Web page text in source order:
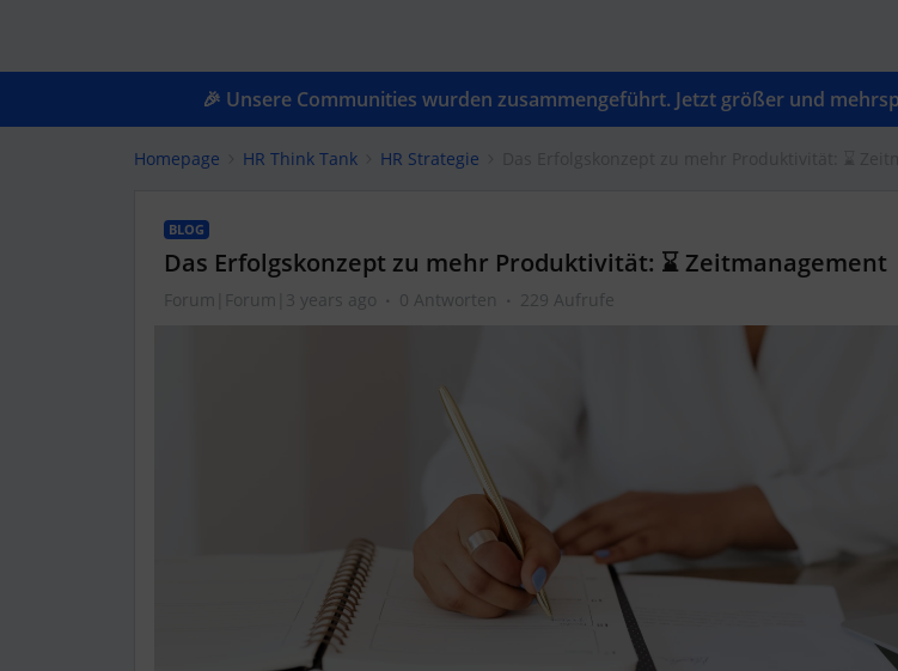
🎉 Unsere Communities wurden zusammengeführt. Jetzt größer und
Homepage HR Think Tank HR Strategie
BLOG
Das Erfolgskonzept zu mehr Produktivität: ⌛ Zeitmanagement
Forum|Forum|3 years ago 0 Antworten 229 Aufrufe